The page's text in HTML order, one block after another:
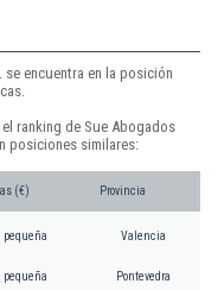
encuentra en la posición
ranking de Sue Abogados
posiciones similares:
(€) Provincia
pequeña Valencia
pequeña Pontevedra